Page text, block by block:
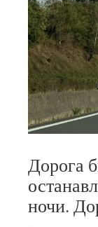
Дорога
ночи.